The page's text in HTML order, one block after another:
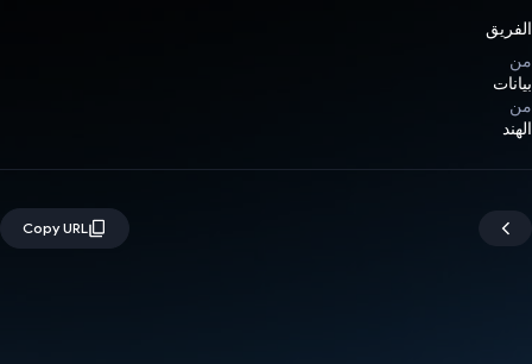
الفريق
من
بيانات
من
الهند